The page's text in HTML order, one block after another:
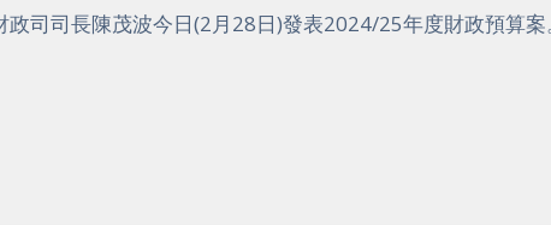
政司司長陳茂波今日(2月28日)發表2024/25年度財政預算